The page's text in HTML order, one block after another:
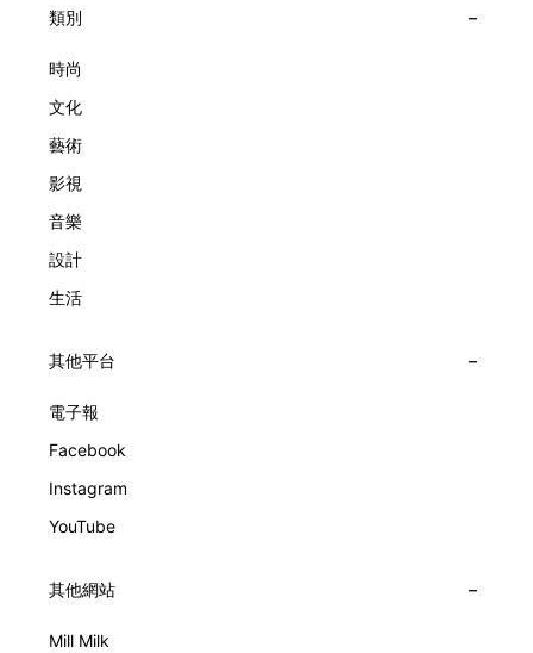
子，以及訴說時間的珠寶。每個主題展區都有精美的佈置回應
大主題展區，彰顯世家的核心價值。2010年，Van Cleef &
級鐘錶大賞（Grand Prix d'Horlogerie de Genève）中獲獎的
擁而吻。雙逆跳機芯精準驅動這場機械浪漫，讓時間不再是抽
象概念，而是心跳的律動。 故事並未完結，2025年推出的
Lady Arpels Bal des Amoureux
類別
時尚
文化
藝術
影視
音樂
設計
生活
其他平台
電子報
Facebook
Instagram
YouTube
其他網站
Mill Milk